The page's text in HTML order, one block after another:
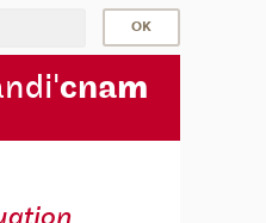
ndi'cnam